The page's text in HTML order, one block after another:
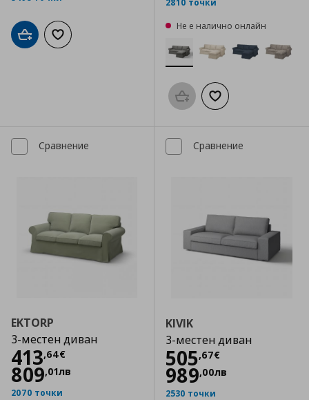
Добави в кошницата
Добави към списъка с любими
2810 точки
Не е налично онлайн
Προσθήκη στο καλάθι
Добави към
Сравнение
EKTORP
3-местен диван
413,64€
Цена
809,01лв
2070 точки
Сравнение
KIVIK
3-местен диван
505,67€
Цена
989,00лв
2530 точки